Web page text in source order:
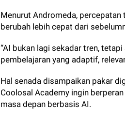
Menurut Andromeda,
berubah lebih cepat dari
“AI bukan lagi sekadar tren,
pembelajaran yang adaptif,
Hal senada disampaikan pakar
Coolosal Academy ingin
masa depan berbasis AI.